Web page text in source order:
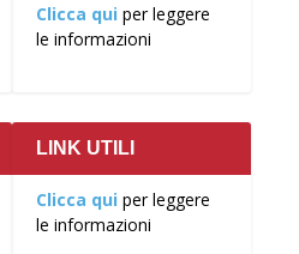
Clicca qui per leggere
le informazioni
LINK UTILI
Clicca qui per leggere
le informazioni